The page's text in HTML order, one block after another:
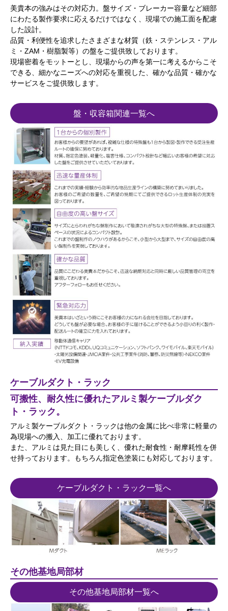
美貴本の強みはその対応力。盤サイズ・ブレーカー容量など細部
にわたる製作要求に応えるだけではなく、現場での施工面を配慮
した設計。
品質・利便性を追求したさまざまな材質（鉄・ステンレス・アル
ミ・ZAM・樹脂製等）の盤をご提供致しております。
現場密着をモットーとし、現場からの声を第一に考えるからこそ
できる、細かなニーズへの対応を重視した、確かな品質・確かな
サービスをご提供致します。
盤・収容箱関連一覧へ
ケーブルダクト・ラック
可搬性、耐久性に優れたアルミ製ケーブルダク
ト・ラック。
アルミ製ケーブルダクト・ラックは他の金属に比べ非常に軽量の
為現場への搬入、加工に優れております。
また、アルミは見た目にも美しく、優れた耐食性・耐摩耗性を併
せ持っております。もちろん指定色塗装にも対応しております。
ケーブルダクト・ラック一覧へ
その他基地局部材
その他基地局部材一覧へ